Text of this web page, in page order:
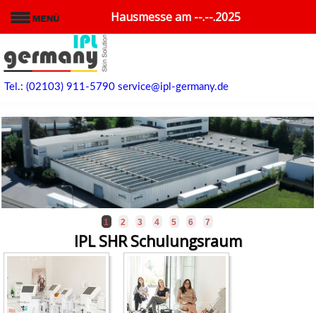
Hausmesse am --.--.2025
Tel.: (02103) 911-5790 service@ipl-germany.de
1 2 3 4 5 6 7
IPL SHR Schulungsraum